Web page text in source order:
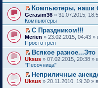
р
е
й
т
и
п
е
р
в
о
м
у
н
П
е
р
е
й
т
и
к
п
е
р
в
о
Компьютеры, наши
Gerasim36 » 31.07.2015,
Компьютеры
П
е
р
е
й
т
и
к
п
С Праздником!!!
Merien » 23.02.2015, 04:43 »
Просто трёп
П
е
р
е
й
Всякое
Uksus » 07.02.2015, 20:38 »
"Песочница"
П
Неприличные
Uksus » 20.11.2010, 19:30 »